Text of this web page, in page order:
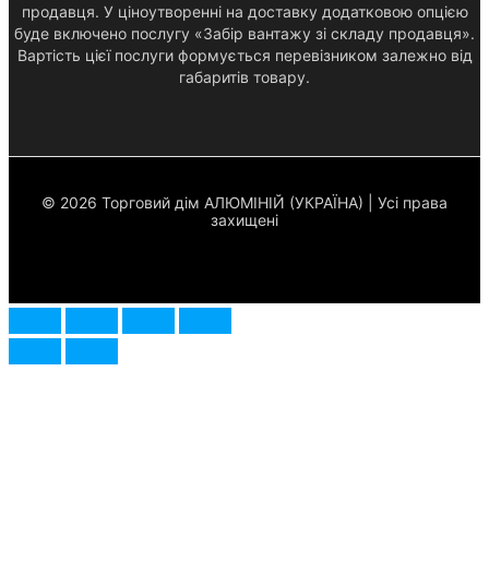
продавця. У ціноутворенні на доставку додатковою опцією
буде включено послугу «Забір вантажу зі складу продавця».
Вартість цієї послуги формується перевізником залежно від
габаритів товару.
© 2026 Торговий дім АЛЮМІНІЙ (УКРАЇНА) | Усі права
захищені